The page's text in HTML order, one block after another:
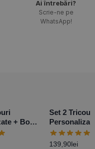
Ai întrebări?
Scrie-ne pe
WhatsApp!
+ Body
Baby
Set 2
– Primul
Boy
139,90lei